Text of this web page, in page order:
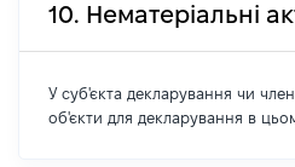
10. Нематеріальні
У суб'єкта декларування чи
об'єкти для декларування в